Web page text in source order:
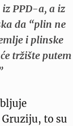
PPD-a, a iz
da “plin ne
i plinske
tržište putem
to su